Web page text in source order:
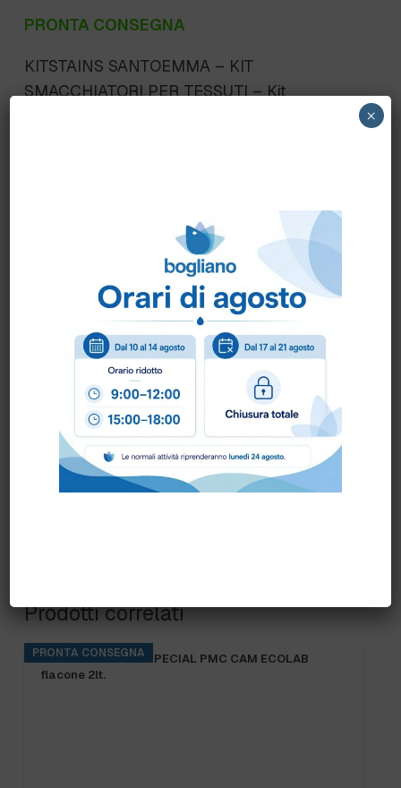
PRONTA CONSEGNA
KITSTAINS SANTOEMMA – KIT
SMACCHIATORI PER TESSUTI – Kit
Come ordinare?
Puoi ordinare chiamando al0172 478161oppure
scrivendo una mail ainfo@bogliano.it.
Per ogni informazione siamo a disposizione.
Prodotti correlati
PRONTA CONSEGNA
KITCHENPRO DES SPECIAL PMC CAM ECOLAB
flacone 2lt.
×